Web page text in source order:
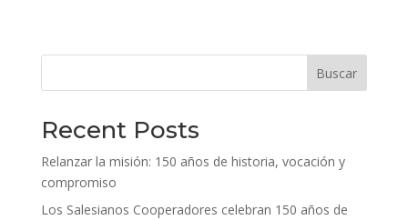
Buscar
Recent Posts
Relanzar la misión: 150 años de historia, vocación y
compromiso
Los Salesianos Cooperadores celebran 150 años de